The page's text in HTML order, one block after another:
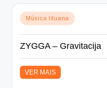
Posted
in
Música lituana
ZYGGA – Gravitacija
VER MAIS